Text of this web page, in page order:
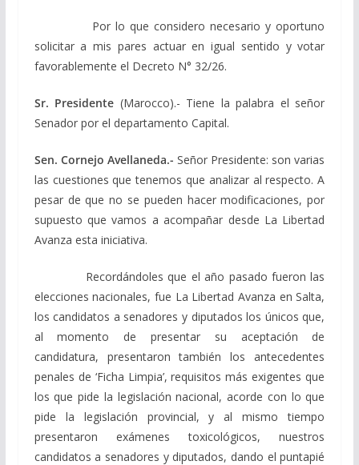
Por lo que considero necesario y oportuno
solicitar a mis pares actuar en igual sentido y votar
favorablemente el Decreto N° 32/26.
Sr. Presidente (Marocco).- Tiene la palabra el señor
Senador por el departamento Capital.
Sen. Cornejo Avellaneda.- Señor Presidente: son varias
las cuestiones que tenemos que analizar al respecto. A
pesar de que no se pueden hacer modificaciones, por
supuesto que vamos a acompañar desde La Libertad
Avanza esta iniciativa.
Recordándoles que el año pasado fueron las
elecciones nacionales, fue La Libertad Avanza en Salta,
los candidatos a senadores y diputados los únicos que,
al momento de presentar su aceptación de
candidatura, presentaron también los antecedentes
penales de ‘Ficha Limpia’, requisitos más exigentes que
los que pide la legislación nacional, acorde con lo que
pide la legislación provincial, y al mismo tiempo
presentaron exámenes toxicológicos, nuestros
candidatos a senadores y diputados, dando el puntapié